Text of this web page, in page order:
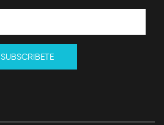
SUBSCRIBETE